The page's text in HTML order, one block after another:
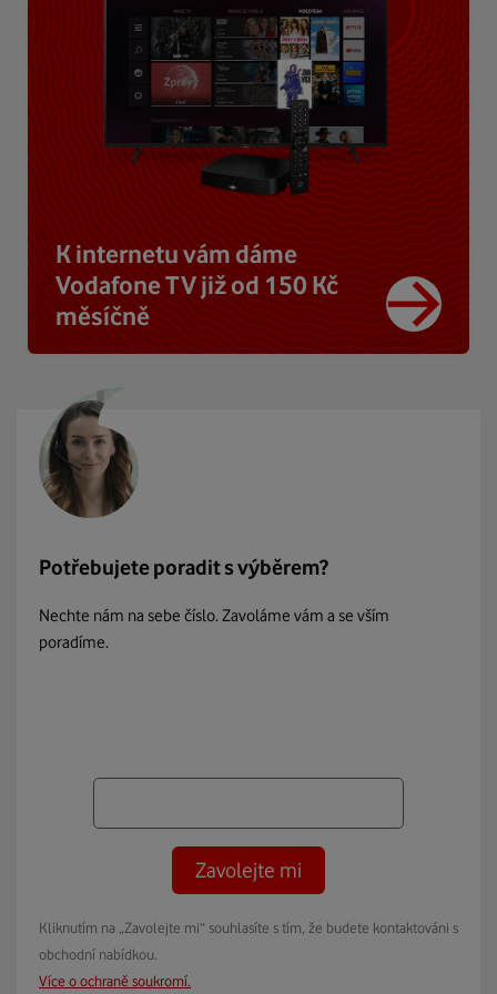
K internetu vám dáme
Vodafone TV již od 150 Kč
měsíčně
Potřebujete poradit s výběrem?
Nechte nám na sebe číslo. Zavoláme vám a se vším
poradíme.
Zavolejte mi
Kliknutím na „Zavolejte mi“ souhlasíte s tím, že budete kontaktováni s
obchodní nabídkou.
Více o ochraně soukromí.